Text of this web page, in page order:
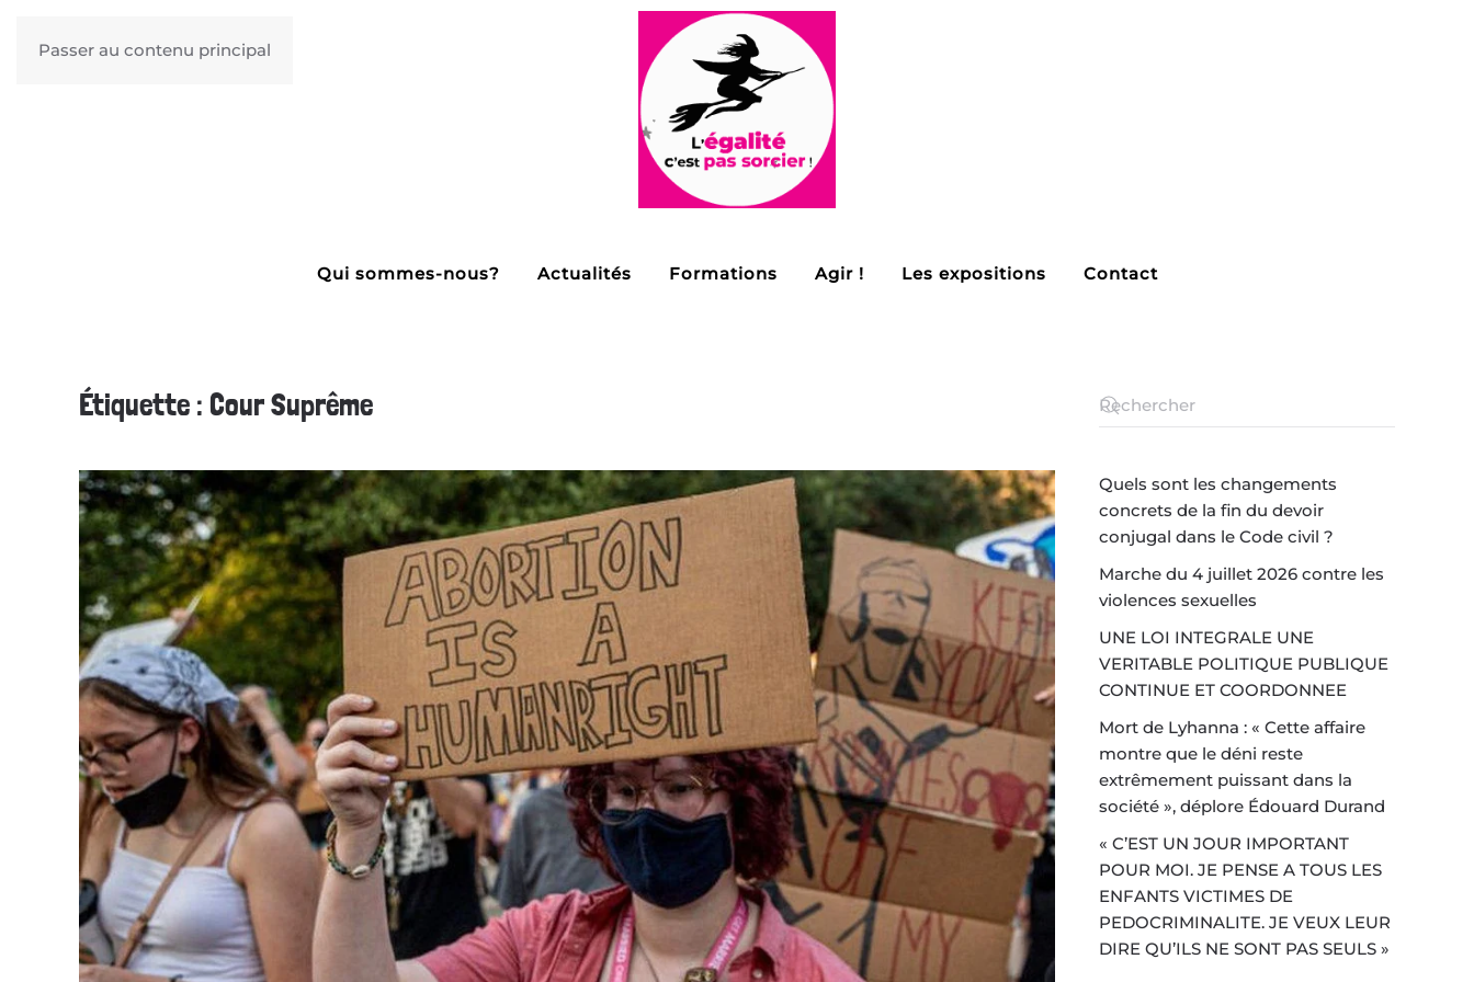
Passer au contenu principal
Qui sommes-nous? Actualités Formations Agir ! Les expositions Contact
Étiquette : Cour Suprême
Quels sont les changements
concrets de la fin du devoir
conjugal dans le Code civil ?
Marche du 4 juillet 2026 contre les
violences sexuelles
UNE LOI INTEGRALE UNE
VERITABLE POLITIQUE PUBLIQUE
CONTINUE ET COORDONNEE
Mort de Lyhanna : « Cette affaire
montre que le déni reste
extrêmement puissant dans la
société », déplore Édouard Durand
« C’EST UN JOUR IMPORTANT
POUR MOI. JE PENSE A TOUS LES
ENFANTS VICTIMES DE
PEDOCRIMINALITE. JE VEUX LEUR
DIRE QU’ILS NE SONT PAS SEULS »